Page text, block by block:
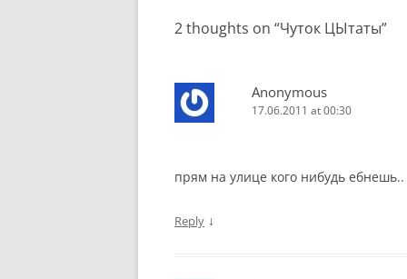
2 thoughts on “Чуток ЦЫтаты”
Anonymous
17.06.2011 at 00:30
прям на улице кого нибудь ебнешь..
Reply ↓